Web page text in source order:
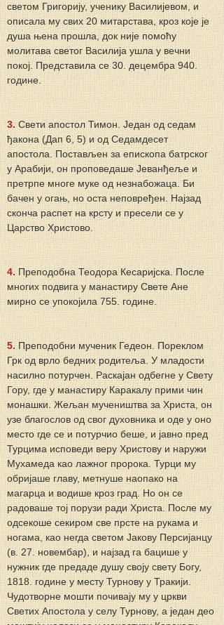
светом Григорију, ученику Василијевом, и
описала му свих 20 митарстава, кроз које је
душа њена прошла, док није помоћу
молитава светог Василија ушла у вечни
покој. Представила се 30. децембра 940.
године.
3. Свети апостол Тимон. Један од седам
ђакона (Дап 6, 5) и од Седамдесет
апостола. Постављен за епископа батрског
у Арабији, он проповедаше Јеванђеље и
претрпе многе муке од незнабожаца. Би
бачен у огањ, но оста неповређен. Најзад
сконча распет на крсту и пресели се у
Царство Христово.
4. Преподобна Теодора Кесаријска. После
многих подвига у манастиру Свете Ане
мирно се упокојила 755. године.
5. Преподобни мученик Гедеон. Пореклом
Грк од врло бедних родитеља. У младости
насилно потурчен. Раскајан одбегне у Свету
Гору, где у манастиру Каракалу прими чин
монашки. Жељан мучеништва за Христа, он
узе благослов од свог духовника и оде у оно
место где се и потурчио беше, и јавно пред
Турцима исповеди веру Христову и наружи
Мухамеда као лажног пророка. Турци му
обријаше главу, метнуше наопако на
магарца и водише кроз град. Но он се
радоваше тој порузи ради Христа. После му
одсекоше секиром све прсте на рукама и
ногама, као негда светом Јакову Персијанцу
(в. 27. новембар), и најзад га бацише у
нужник где предаде душу своју свету Богу,
1818. године у месту Турнову у Тракији.
Чудотворне мошти почивају му у цркви
Светих Апостола у селу Турнову, а један део